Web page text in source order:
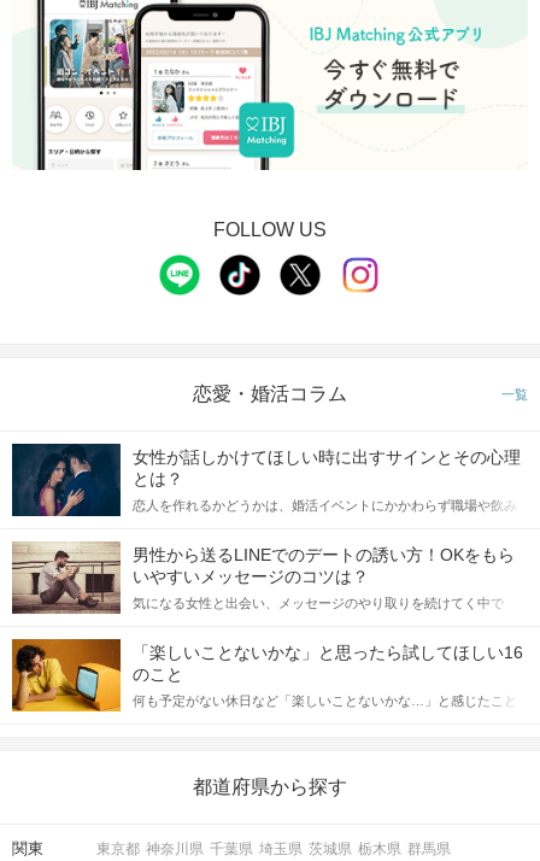
FOLLOW US
恋愛・婚活コラム 一覧
女性が話しかけてほしい時に出すサインとその心理
とは？
恋人を作れるかどうかは、婚活イベントにかかわらず職場や飲み
てアプローチできるかにも左右されます。 これから恋人作りを本
格的に始めようとしている方は、女性が異性を求めて出すサイン
をしっかりと理解し、正しい行動に移せるかどうかが重要。 この
記事では、女性が話しかけて欲しい時に出すサインとその心理を
合にどのような行動に繋げるべきかをご紹介していきます。
男性から送るLINEでのデートの誘い方！OKをもら
いやすいメッセージのコツは？
気になる女性と出会い、メッセージのやり取りを続けてく中で
しかし、中には「どう誘ったらいいの？」とお困りの男性もいら
っしゃるのではないでしょうか。 そこで今回は、男性から女性へ
送るLINEでのデートの誘い方のコツをご紹介します。例文も混じ
えながら解説するので、ぜひ参考にしてください。
「楽しいことないかな」と思ったら試してほしい16
のこと
何も予定がない休日など「楽しいことないかな…」と感じたこと
の楽しいことアイデアを集めました♪ いままさに楽しいことを探し
都道府県から探す
関東 東京都 神奈川県 千葉県 埼玉県 茨城県 栃木県 群馬県